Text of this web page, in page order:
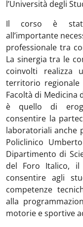
l’Università degli
Il corso è
all’importante
professionale tra
La sinergia tra le
coinvolti realizza
territorio
Facoltà di Medicina
è quello di
consentire la
laboratoriali anche
Policlinico
Dipartimento di
del Foro Italico,
consentire agli
competenze
alla
motorie e sportive